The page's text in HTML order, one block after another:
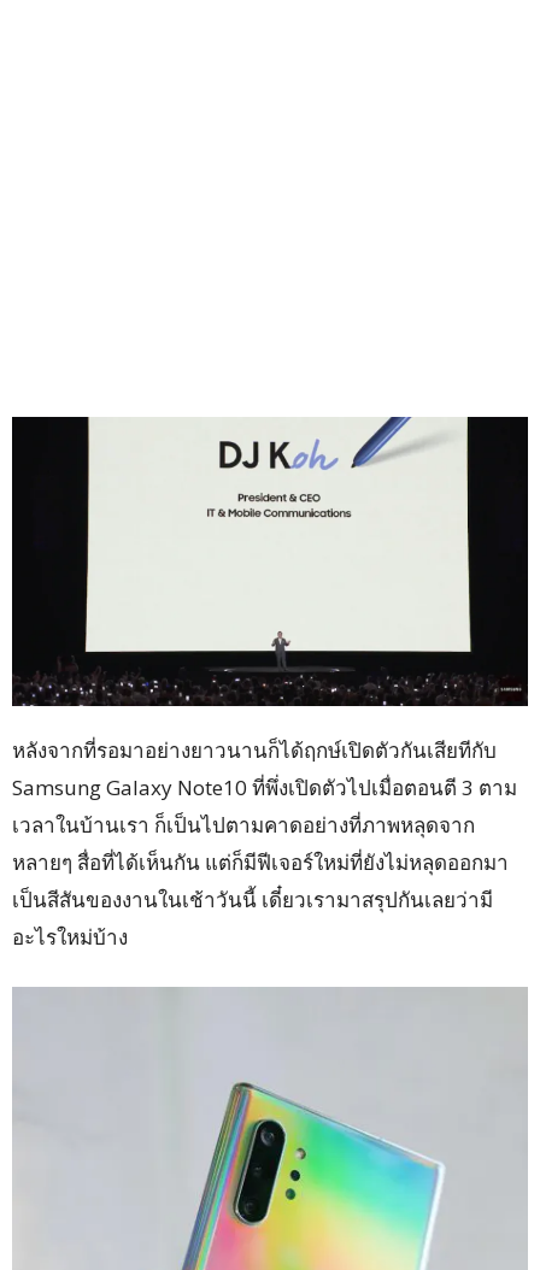
หลังจากที่รอมาอย่างยาวนานก็ได้ฤกษ์เปิดตัวกันเสียทีกับ
Samsung Galaxy Note10 ที่พึ่งเปิดตัวไปเมื่อตอนตี 3 ตาม
เวลาในบ้านเรา ก็เป็นไปตามคาดอย่างที่ภาพหลุดจาก
หลายๆ สื่อที่ได้เห็นกัน แต่ก็มีฟีเจอร์ใหม่ที่ยังไม่หลุดออกมา
เป็นสีสันของงานในเช้าวันนี้ เดี๋ยวเรามาสรุปกันเลยว่ามี
อะไรใหม่บ้าง